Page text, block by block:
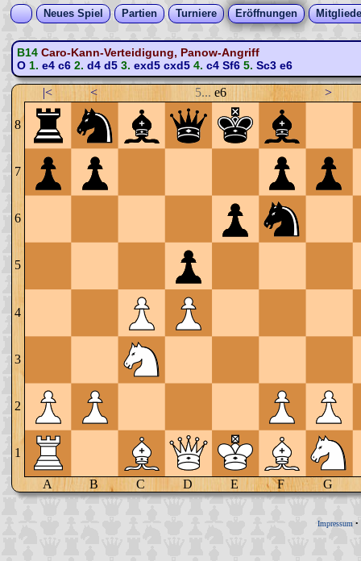
Neues Spiel Partien Turniere Eröffnungen
B14 Caro-Kann-Verteidigung, Panow-Angriff
O1. e4 c62. d4 d53. exd5 cxd54. c4 Sf65. Sc3 e6
|< < 5... e6 >
8
7
6
5
4
3
2
1
A B C D E F G
Impressum •